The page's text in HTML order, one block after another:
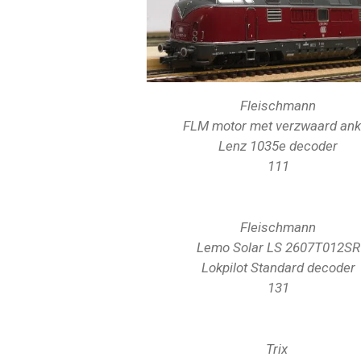
Fleischmann
FLM motor met verzwaard
Lenz 1035e decoder
111
Fleischmann
Lemo Solar LS 2607T012SR
Lokpilot Standard decoder
131
Trix